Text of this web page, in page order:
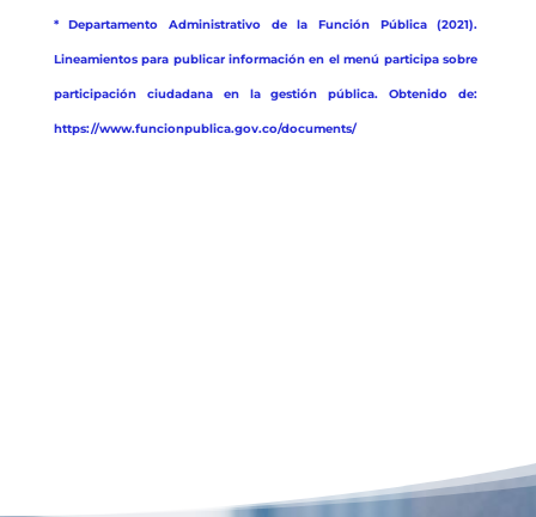
* Departamento Administrativo de la Función Pública (2021).
Lineamientos para publicar información en el menú participa sobre
participación ciudadana en la gestión pública. Obtenido de:
https://www.funcionpublica.gov.co/documents/